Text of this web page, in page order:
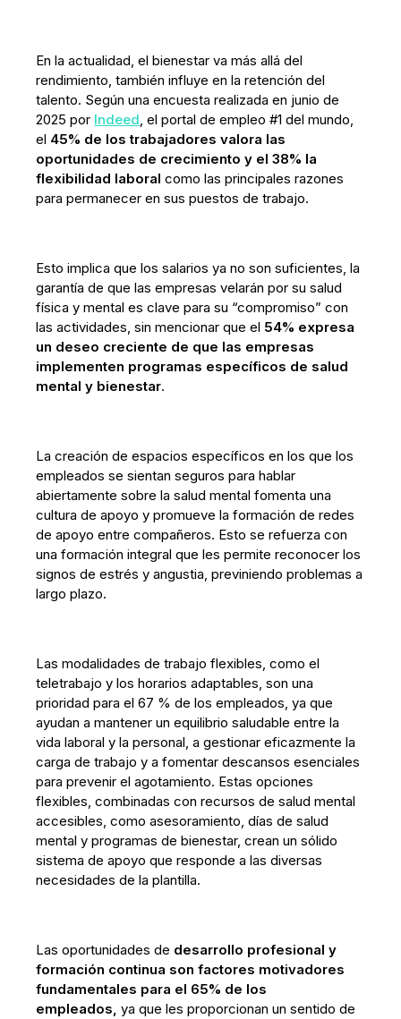
En la actualidad, el bienestar va más allá del
rendimiento, también influye en la retención del
talento. Según una encuesta realizada en junio de
2025 por Indeed, el portal de empleo #1 del mundo,
el 45% de los trabajadores valora las
oportunidades de crecimiento y el 38% la
flexibilidad laboral como las principales razones
para permanecer en sus puestos de trabajo.
Esto implica que los salarios ya no son suficientes, la
garantía de que las empresas velarán por su salud
física y mental es clave para su “compromiso” con
las actividades, sin mencionar que el 54% expresa
un deseo creciente de que las empresas
implementen programas específicos de salud
mental y bienestar.
La creación de espacios específicos en los que los
empleados se sientan seguros para hablar
abiertamente sobre la salud mental fomenta una
cultura de apoyo y promueve la formación de redes
de apoyo entre compañeros. Esto se refuerza con
una formación integral que les permite reconocer los
signos de estrés y angustia, previniendo problemas a
largo plazo.
Las modalidades de trabajo flexibles, como el
teletrabajo y los horarios adaptables, son una
prioridad para el 67 % de los empleados, ya que
ayudan a mantener un equilibrio saludable entre la
vida laboral y la personal, a gestionar eficazmente la
carga de trabajo y a fomentar descansos esenciales
para prevenir el agotamiento. Estas opciones
flexibles, combinadas con recursos de salud mental
accesibles, como asesoramiento, días de salud
mental y programas de bienestar, crean un sólido
sistema de apoyo que responde a las diversas
necesidades de la plantilla.
Las oportunidades de desarrollo profesional y
formación continua son factores motivadores
fundamentales para el 65% de los
empleados, ya que les proporcionan un sentido de